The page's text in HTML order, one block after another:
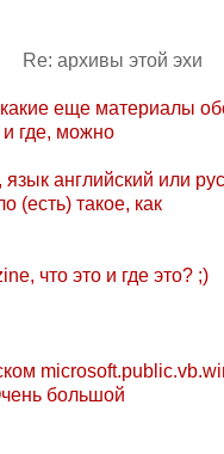
Re: архивы этой эхи
еще материалы
где, можно
английский или
(есть) такое, как
что это и где это? ;)
большой